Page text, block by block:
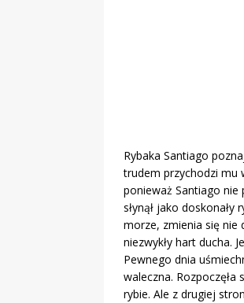
Rybaka Santiago
trudem przychodzi mu
ponieważ Santiago nie
słynął jako
morze, zmienia się nie
niezwykły hart ducha.
Pewnego dnia
waleczna. Rozpoczęła
rybie. Ale z drugiej